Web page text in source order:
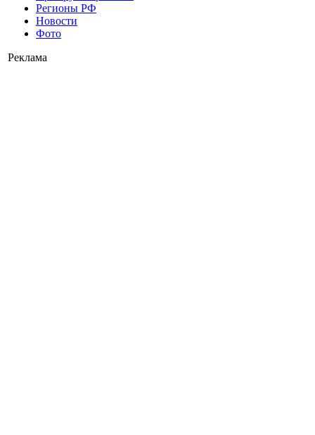
Регионы РФ
Новости
Фото
Реклама